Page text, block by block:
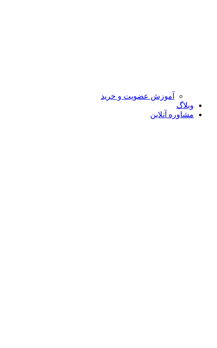
آموزش عضویت و خرید
وبلاگ
مشاوره آنلاین